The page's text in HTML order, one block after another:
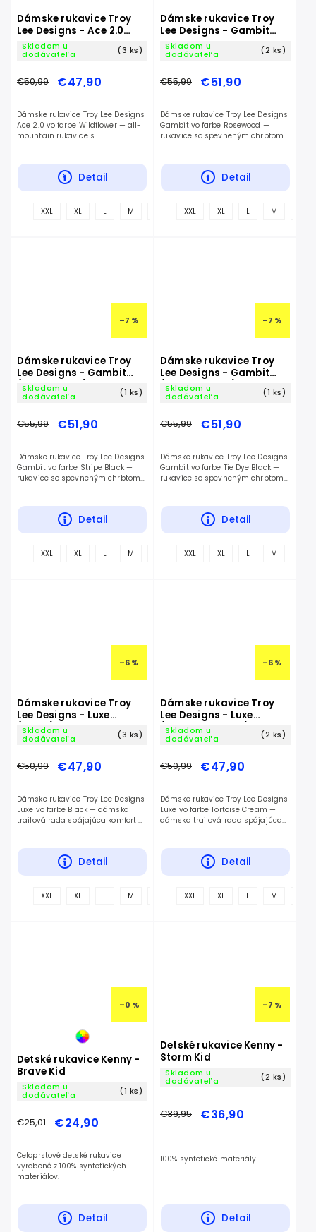
Dámske rukavice Troy
Lee Designs - Ace 2.0
(Wildflower)
Skladom u
dodávateľa
(3 ks)
€50,99 €47,90
Detail
Dámske rukavice Troy Lee Designs
Ace 2.0 vo farbe Wildflower — all-
mountain rukavice s
XXL XL L M
+
ďalšie
Dámske rukavice Troy
Lee Designs - Gambit
(Rosewood)
Skladom u
dodávateľa
(2 ks)
€55,99 €51,90
Detail
Dámske rukavice Troy Lee Designs
Gambit vo farbe Rosewood —
rukavice so spevneným chrbtom
XXL XL L M
–7 %
Dámske rukavice Troy
Lee Designs - Gambit
(Stripe Black)
Skladom u
dodávateľa
(1 ks)
€55,99 €51,90
Detail
Dámske rukavice Troy Lee Designs
Gambit vo farbe Stripe Black —
rukavice so spevneným chrbtom
XXL XL L M
+
ďalšie
–7 %
Dámske rukavice Troy
Lee Designs - Gambit
(Tie Dye Black)
Skladom u
dodávateľa
(1 ks)
€55,99 €51,90
Detail
Dámske rukavice Troy Lee Designs
Gambit vo farbe Tie Dye Black —
rukavice so spevneným chrbtom
XXL XL L M
–6 %
Dámske rukavice Troy
Lee Designs - Luxe
(Black)
Skladom u
dodávateľa
(3 ks)
€50,99 €47,90
Detail
Dámske rukavice Troy Lee Designs
Luxe vo farbe Black — dámska
trailová rada spájajúca komfort a
XXL XL L M
+
ďalšie
–6 %
Dámske rukavice Troy
Lee Designs - Luxe
(Tortoise Cream)
Skladom u
dodávateľa
(2 ks)
€50,99 €47,90
Detail
Dámske rukavice Troy Lee Designs
Luxe vo farbe Tortoise Cream —
dámska trailová rada spájajúca
XXL XL L M
–0 %
Detské rukavice Kenny -
Brave Kid
Skladom u
dodávateľa
(1 ks)
€25,01 €24,90
Detail
Celoprstové detské rukavice
vyrobené z 100% syntetických
materiálov.
–7 %
Detské rukavice Kenny -
Storm Kid
Skladom u
dodávateľa
(2 ks)
€39,95 €36,90
Detail
100% syntetické materiály.